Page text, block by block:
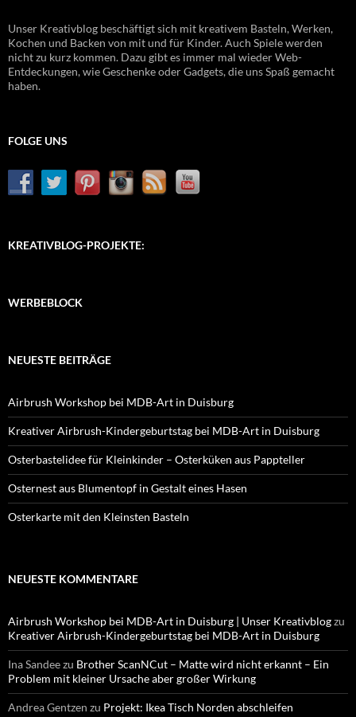
Unser Kreativblog beschäftigt sich mit kreativem Basteln, Werken,
Kochen und Backen von mit und für Kinder. Auch Spiele werden
nicht zu kurz kommen. Dazu gibt es immer mal wieder Web-
Entdeckungen, wie Geschenke oder Gadgets, die uns Spaß gemacht
haben.
FOLGE UNS
KREATIVBLOG-PROJEKTE:
WERBEBLOCK
NEUESTE BEITRÄGE
Airbrush Workshop bei MDB-Art in Duisburg
Kreativer Airbrush-Kindergeburtstag bei MDB-Art in Duisburg
Osterbastelidee für Kleinkinder – Osterküken aus Pappteller
Osternest aus Blumentopf in Gestalt eines Hasen
Osterkarte mit den Kleinsten Basteln
NEUESTE KOMMENTARE
Airbrush Workshop bei MDB-Art in Duisburg | Unser Kreativblogzu
Kreativer Airbrush-Kindergeburtstag bei MDB-Art in Duisburg
Ina Sandeezu Brother ScanNCut – Matte wird nicht erkannt – Ein
Problem mit kleiner Ursache aber großer Wirkung
Andrea Gentzen zu Projekt: Ikea Tisch Norden abschleifen